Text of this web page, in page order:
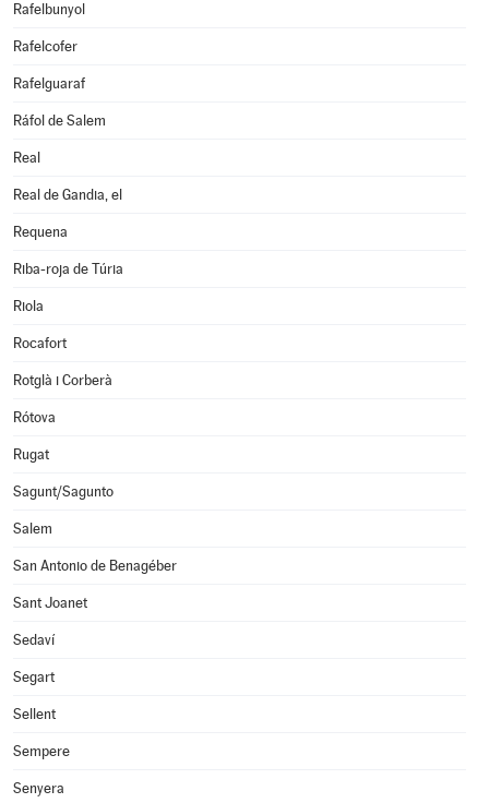
Rafelbunyol
Rafelcofer
Rafelguaraf
Ráfol de Salem
Real
Real de Gandia, el
Requena
Riba-roja de Túria
Riola
Rocafort
Rotglà i Corberà
Rótova
Rugat
Sagunt/Sagunto
Salem
San Antonio de Benagéber
Sant Joanet
Sedaví
Segart
Sellent
Sempere
Senyera